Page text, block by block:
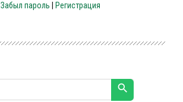
Забыл пароль Регистрация